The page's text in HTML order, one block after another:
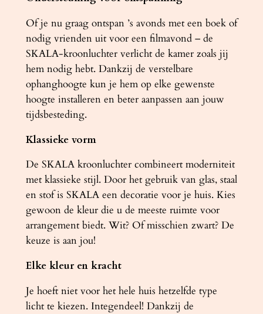
Of je nu graag ontspan ’s avonds met een boek of
nodig vrienden uit voor een filmavond – de
SKALA-kroonluchter verlicht de kamer zoals jij
hem nodig hebt. Dankzij de verstelbare
ophanghoogte kun je hem op elke gewenste
hoogte installeren en beter aanpassen aan jouw
tijdsbesteding.
Klassieke vorm
De SKALA kroonluchter combineert moderniteit
met klassieke stijl. Door het gebruik van glas, staal
en stof is SKALA een decoratie voor je huis. Kies
gewoon de kleur die u de meeste ruimte voor
arrangement biedt. Wit? Of misschien zwart? De
keuze is aan jou!
Elke kleur en kracht
Je hoeft niet voor het hele huis hetzelfde type
licht te kiezen. Integendeel! Dankzij de